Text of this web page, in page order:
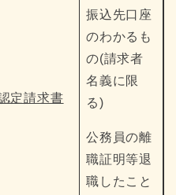
定請求書
振込先口座
のわかるも
の(請求者
名義に限
る)
公務員の離
職証明等退
職したこと